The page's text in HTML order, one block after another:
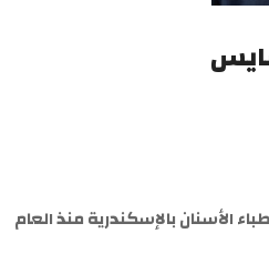
الأسنان بالإسكندرية منذ العام